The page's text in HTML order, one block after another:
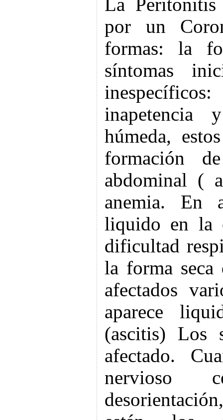
La Peritonitis
por un
formas: la
síntomas
inapetencia
húmeda,
formación
abdominal (
anemia. En
liquido en la
dificultad
la forma seca
afectados
aparece
(ascitis) Los
afectado.
nervioso